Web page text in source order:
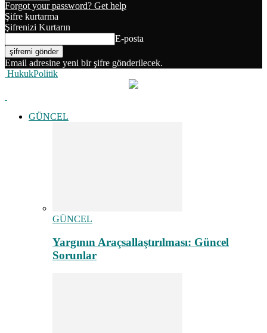
Forgot your password? Get help
Şifre kurtarma
Şifrenizi Kurtarın
E-posta
Email adresine yeni bir şifre gönderilecek.
HukukPolitik
GÜNCEL
GÜNCEL
Yargının Araçsallaştırılması: Güncel
Sorunlar